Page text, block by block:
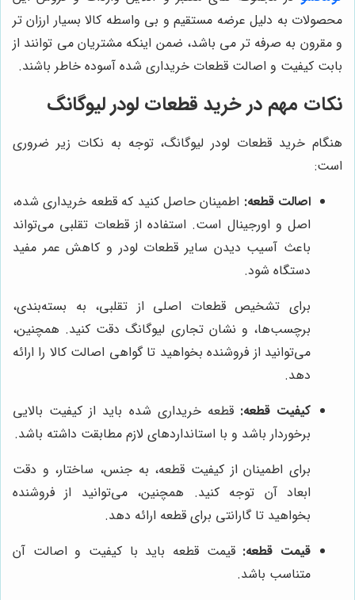
محصولات به دلیل عرضه مستقیم و بی واسطه کالا بسیار ارزان تر
و مقرون به صرفه تر می باشد، ضمن اینکه مشتریان می توانند از
بابت کیفیت و اصالت قطعات خریداری شده آسوده خاطر باشند.
نکات مهم در خرید قطعات لودر لیوگانگ
هنگام خرید قطعات لودر لیوگانگ، توجه به نکات زیر ضروری
است:
اصالت قطعه: اطمینان حاصل کنید که قطعه خریداری شده،
اصل و اورجینال است. استفاده از قطعات تقلبی می‌تواند
باعث آسیب دیدن سایر قطعات لودر و کاهش عمر مفید
دستگاه شود.
برای تشخیص قطعات اصلی از تقلبی، به بسته‌بندی،
برچسب‌ها، و نشان تجاری لیوگانگ دقت کنید. همچنین،
می‌توانید از فروشنده بخواهید تا گواهی اصالت کالا را ارائه
دهد.
کیفیت قطعه: قطعه خریداری شده باید از کیفیت بالایی
برخوردار باشد و با استانداردهای لازم مطابقت داشته باشد.
برای اطمینان از کیفیت قطعه، به جنس، ساختار، و دقت
ابعاد آن توجه کنید. همچنین، می‌توانید از فروشنده
بخواهید تا گارانتی برای قطعه ارائه دهد.
قیمت قطعه: قیمت قطعه باید با کیفیت و اصالت آن
متناسب باشد.